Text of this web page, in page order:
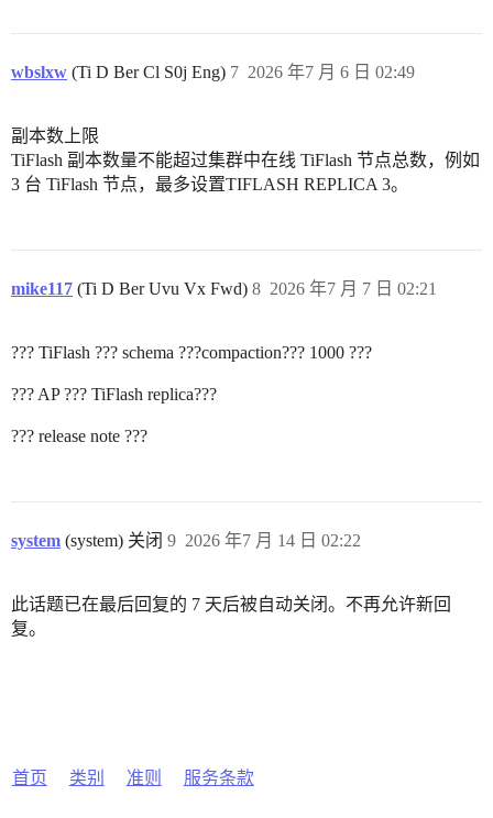
wbslxw (Ti D Ber Cl S0j Eng) 2026 年7 月 6 日 02:49
7
副本数上限
TiFlash 副本数量不能超过集群中在线 TiFlash 节点总数，例如
3 台 TiFlash 节点，最多设置TIFLASH REPLICA 3。
mike117 (Ti D Ber Uvu Vx Fwd) 2026 年7 月 7 日 02:21
8
??? TiFlash ??? schema ???compaction??? 1000 ???
??? AP ??? TiFlash replica???
??? release note ???
system (system) 关闭 2026 年7 月 14 日 02:22
9
此话题已在最后回复的 7 天后被自动关闭。不再允许新回
复。
首页 类别 准则 服务条款